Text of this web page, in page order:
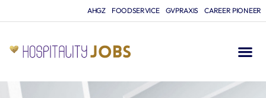
AHGZ FOODSERVICE GVPRAXIS CAREER PIONEER